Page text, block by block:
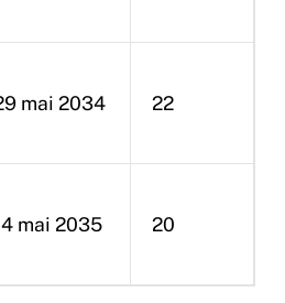
mai 2034 22
mai 2035 20